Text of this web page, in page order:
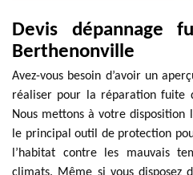
Devis dépannage
Berthenonville
Avez-vous besoin d’avoir un
réaliser pour la réparation fuite
Nous mettons à votre
le principal outil de protection
l’habitat contre les mauvais